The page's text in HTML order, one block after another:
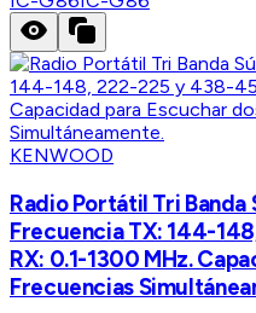
KENWOOD
Radio Portátil Tri
Frecuencia TX: 144-
RX: 0.1-1300 MHz.
Frecuencias